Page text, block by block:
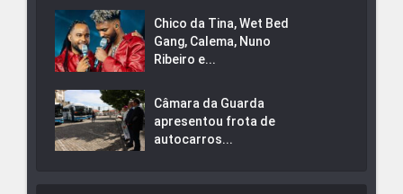
Chico da Tina, Wet Bed
Gang, Calema, Nuno
Ribeiro e...
Câmara da Guarda
apresentou frota de
autocarros...